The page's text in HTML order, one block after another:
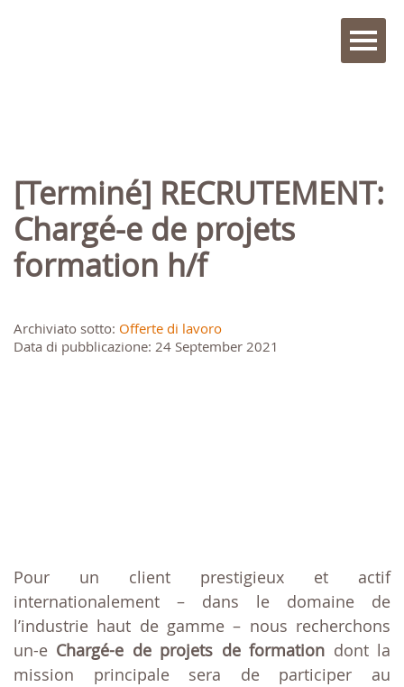
[Terminé] RECRUTEMENT:
Chargé-e de projets
formation h/f
Archiviato sotto: Offerte di lavoro
Data di pubblicazione: 24 September 2021
Pour un client prestigieux et actif
internationalement – dans le domaine de
l’industrie haut de gamme – nous recherchons
un-e Chargé-e de projets de formation dont la
mission principale sera de participer au